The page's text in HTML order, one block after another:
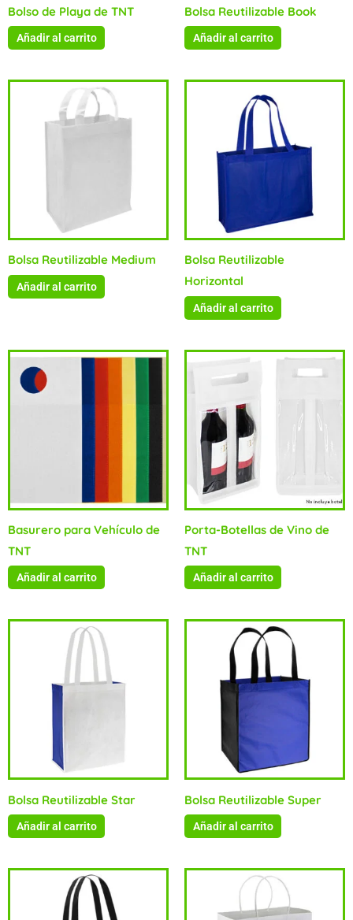
Bolso de Playa de TNT
Añadir al carrito
Bolsa Reutilizable Book
Añadir al carrito
Bolsa Reutilizable Medium
Añadir al carrito
Bolsa Reutilizable
Horizontal
Añadir al carrito
Basurero para Vehículo de
TNT
Añadir al carrito
Porta-Botellas de Vino de
TNT
Añadir al carrito
Bolsa Reutilizable Star
Añadir al carrito
Bolsa Reutilizable Super
Añadir al carrito